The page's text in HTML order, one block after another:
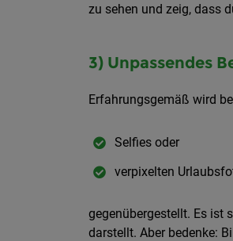
zu sehen und zeig, dass
3) Unpassendes
Erfahrungsgemäß wird
Selfies oder
verpixelten
gegenübergestellt. Es ist
darstellt. Aber bedenke: